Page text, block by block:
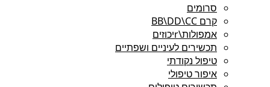
סרומים
קרם BB\DD\CC
אמפולות\rיכוזים
תכשירים לעיניים ושפתיים
טיפול נקודתי
איפור טיפולי